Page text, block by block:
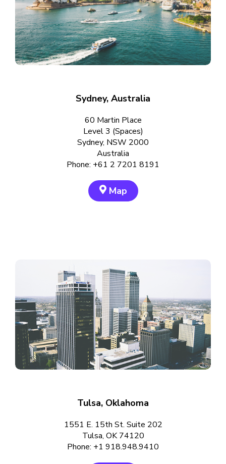
Sydney, Australia
60 Martin Place
Level 3 (Spaces)
Sydney, NSW 2000
Australia
Phone: +61 2 7201 8191
Map
Tulsa, Oklahoma
1551 E. 15th St. Suite 202
Tulsa, OK 74120
Phone: +1 918.948.9410